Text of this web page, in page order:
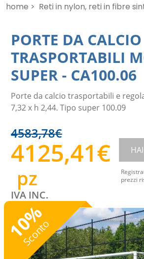
home > Reti in nylon, reti in fibre
PORTE DA CALCIO
TRASPORTABILI
SUPER - CA100.06
Porte da calcio trasportabili e
7,32 x h 2,44. Tipo super 100.09
4583,78€
4125,41€
pz
IVA INC.
prezzi
10
%
Sconto